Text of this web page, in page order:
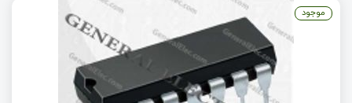
موجود